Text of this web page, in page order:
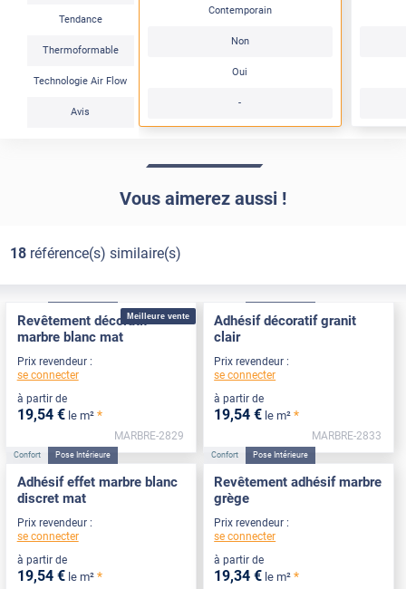
Tendance
Thermoformable
Technologie Air Flow
Avis
Contemporain
Non
Oui
-
Vous aimerez aussi !
18référence(s) similaire(s)
Meilleure vente
Revêtement décoratif
marbre blanc mat
Prix revendeur :
se connecter
à partir de
19,54 € le m² *
MARBRE-2829
Adhésif décoratif granit
clair
Prix revendeur :
se connecter
à partir de
19,54 € le m² *
MARBRE-2833
Confort Pose Intérieure
Adhésif effet marbre blanc
discret mat
Prix revendeur :
se connecter
à partir de
19,54 € le m² *
Confort Pose Intérieure
Revêtement adhésif marbre
grège
Prix revendeur :
se connecter
à partir de
19,34 € le m² *